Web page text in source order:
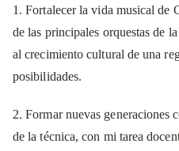
1. Fortalecer la vida musical de
de las principales orquestas de
al crecimiento cultural de una
posibilidades.
2. Formar nuevas generaciones
de la técnica, con mi tarea